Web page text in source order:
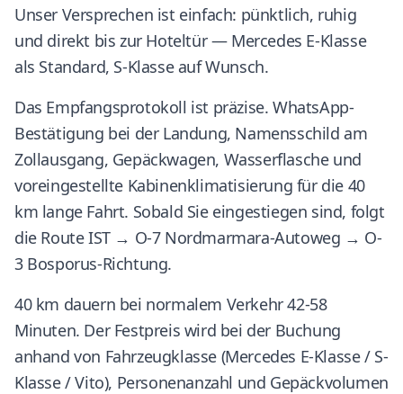
Unser Versprechen ist einfach: pünktlich, ruhig
und direkt bis zur Hoteltür — Mercedes E-Klasse
als Standard, S-Klasse auf Wunsch.
Das Empfangsprotokoll ist präzise. WhatsApp-
Bestätigung bei der Landung, Namensschild am
Zollausgang, Gepäckwagen, Wasserflasche und
voreingestellte Kabinenklimatisierung für die 40
km lange Fahrt. Sobald Sie eingestiegen sind, folgt
die Route IST → O-7 Nordmarmara-Autoweg → O-
3 Bosporus-Richtung.
40 km dauern bei normalem Verkehr 42-58
Minuten. Der Festpreis wird bei der Buchung
anhand von Fahrzeugklasse (Mercedes E-Klasse / S-
Klasse / Vito), Personenanzahl und Gepäckvolumen